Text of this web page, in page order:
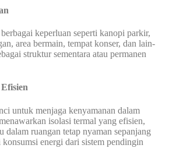
keperluan seperti kanopi parkir,
area bermain, tempat konser, dan lain-
struktur sementara atau permanen
untuk menjaga kenyamanan dalam
isolasi termal yang efisien,
dalam ruangan tetap nyaman sepanjang
energi dari sistem pendingin